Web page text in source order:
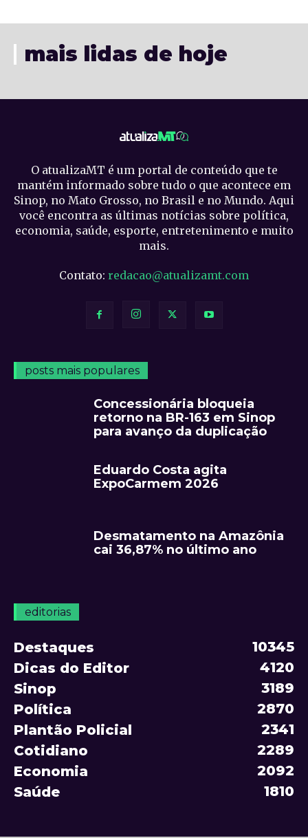
mais lidas de hoje
O atualizaMT é um portal de conteúdo que te
mantém informado sobre tudo o que acontece em
Sinop, no Mato Grosso, no Brasil e no Mundo. Aqui
você encontra as últimas notícias sobre política,
economia, saúde, esporte, entretenimento e muito
mais.
Contato: redacao@atualizamt.com
posts mais populares
Concessionária bloqueia
retorno na BR-163 em Sinop
para avanço da duplicação
Eduardo Costa agita
ExpoCarmem 2026
Desmatamento na Amazônia
cai 36,87% no último ano
editorias
Destaques
10345
Dicas do Editor
4120
Sinop
3189
Política
2870
Plantão Policial
2341
Cotidiano
2289
Economia
2092
Saúde
1810